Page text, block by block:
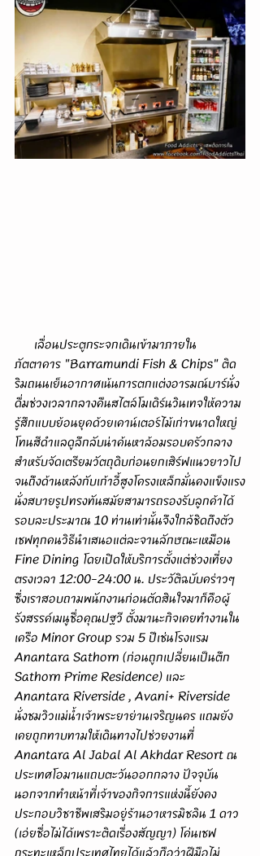
ภัตตาคาร "Barramundi Fish & Chips" ติด
ริมถนนเย็นอากาศเน้นการตกแต่งอารมณ์บาร์นั่ง
ดื่มช่วงเวลากลางคืนสไตล์โมเดิร์นวินเทจให้ความ
รู้สึกแบบย้อนยุคด้วยเคาน์เตอร์ไม้เก่าขนาดใหญ่
โทนสีดำแลดูลึกลับน่าค้นหาล้อมรอบครัวกลาง
สำหรับจัดเตรียมวัตถุดิบก่อนยกเสิร์ฟแนวยาวไป
จนถึงด้านหลังกับเก้าอี้สูงโครงเหล็กมั่นคงแข็งแรง
นั่งสบายรูปทรงทันสมัยสามารถรองรับลูกค้าได้
รอบละประมาณ 10 ท่านเท่านั้นจึงใกล้ชิดถึงตัว
เชฟทุกคนวิธีนำเสนอแต่ละจานลักษณะเหมือน
Fine Dining โดยเปิดให้บริการตั้งแต่ช่วงเที่ยง
ตรงเวลา 12:00-24:00 น. ประวัติฉบับคร่าวๆ
ซึ่งเราสอบถามพนักงานก่อนตัดสินใจมาก็คือผู้
รังสรรค์เมนูชื่อคุณปฐวี ตั้งมานะกิจเคยทำงานใน
เครือ Minor Group รวม 5 ปีเช่นโรงแรม
Anantara Sathorn (ก่อนถูกเปลี่ยนเป็นตึก
Sathorn Prime Residence) และ
Anantara Riverside , Avani+ Riverside
นั่งชมวิวแม่น้ำเจ้าพระยาย่านเจริญนคร แถมยัง
เคยถูกทาบทามให้เดินทางไปช่วยงานที่
Anantara Al Jabal Al Akhdar Resort ณ
ประเทศโอมานแถบตะวันออกกลาง ปัจจุบัน
นอกจากทำหน้าที่เจ้าของกิจการแห่งนี้ยังคง
ประกอบวิชาชีพเสริมอยู่ร้านอาหารมิชลิน 1 ดาว
(เอ่ยชื่อไม่ได้เพราะติดเรื่องสัญญา) โค่นเชฟ
กระทะเหล็กประเทศไทยได้แล้วถือว่าฝีมือไม่